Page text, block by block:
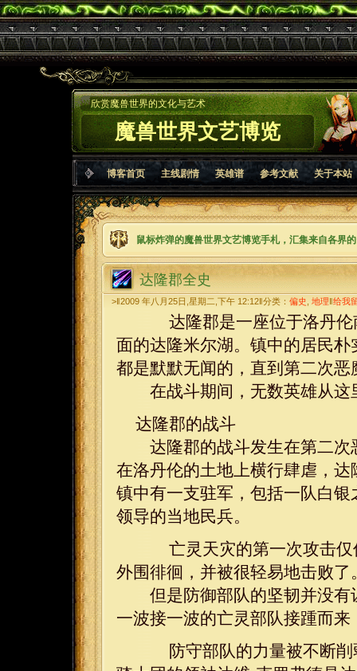
魔兽世界文艺博览
欣赏魔兽世界的文化与艺术
博客首页 主线剧情 英雄谱 参考文献 关于本站
鼠标炸弹的魔兽世界文艺博览手札，汇集来自各界
达隆郡全史
>‖2009 年八月25日,星期二,下午 12:12‖分类： 偏史 地理 给我
达隆郡是一座位于洛丹伦
面的达隆米尔湖。镇中的居民
都是默默无闻的，直到第二次恶
在战斗期间，无数英雄从这
达隆郡的战斗
达隆郡的战斗发生在第二次
在洛丹伦的土地上横行肆虐，
镇中有一支驻军，包括一队白
领导的当地民兵。
亡灵天灾的第一次攻击仅
外围徘徊，并被很轻易地击败了
但是防御部队的坚韧并没有
一波接一波的亡灵部队接踵而
防守部队的力量被不断削